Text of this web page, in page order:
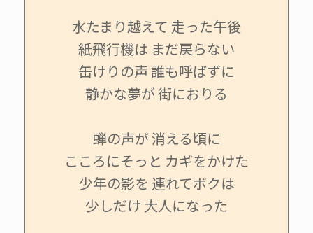
水たまり越えて 走った午後
紙飛行機は まだ戻らない
缶けりの声 誰も呼ばずに
静かな夢が 街におりる
蝉の声が 消える頃に
こころにそっと カギをかけた
少年の影を 連れてボクは
少しだけ 大人になった